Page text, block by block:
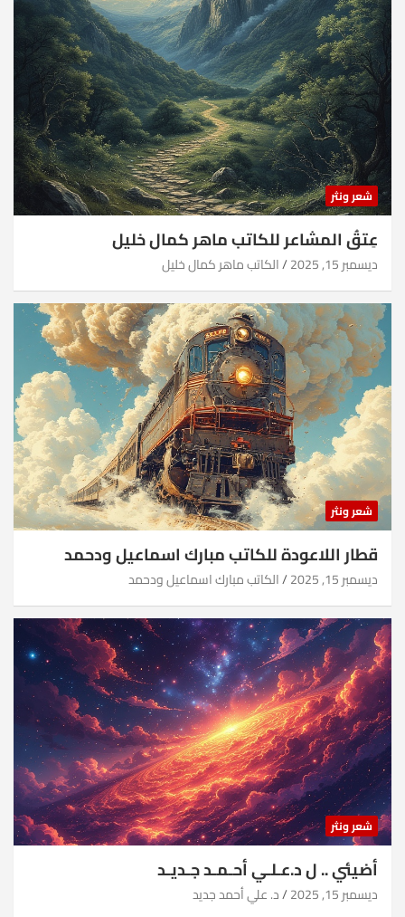
شعر ونثر
عِتقُ المشاعر للكاتب ماهر كمال خليل
ديسمبر 15, 2025 الكاتب ماهر كمال خليل
شعر ونثر
قطار اللاعودة للكاتب مبارك اسماعيل ودحمد
ديسمبر 15, 2025 الكاتب مبارك اسماعيل ودحمد
شعر ونثر
أضيئي .. ل د.عـلـي أحـمـد جـديـد
ديسمبر 15, 2025 د. علي أحمد جديد